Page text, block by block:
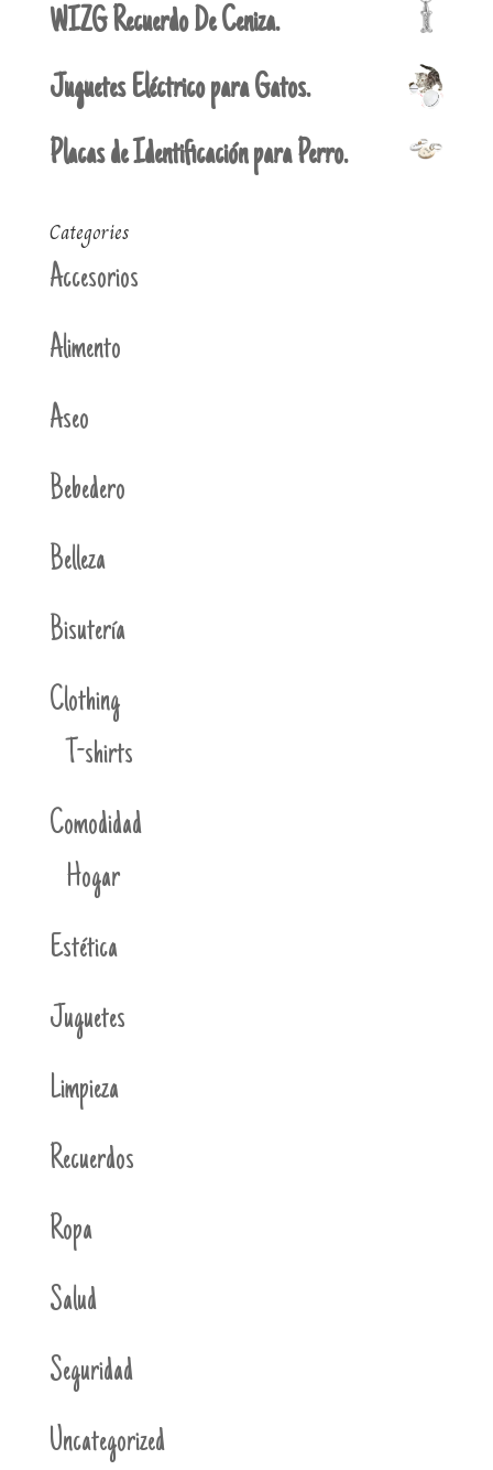
WIZG Recuerdo De Ceniza.
Juguetes Eléctrico para Gatos.
Placas de Identificación para Perro.
Categories
Accesorios
Alimento
Aseo
Bebedero
Belleza
Bisutería
Clothing
T-shirts
Comodidad
Hogar
Estética
Juguetes
Limpieza
Recuerdos
Ropa
Salud
Seguridad
Uncategorized